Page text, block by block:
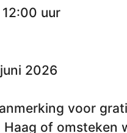
uur
2026
voor
Haag of omsteken